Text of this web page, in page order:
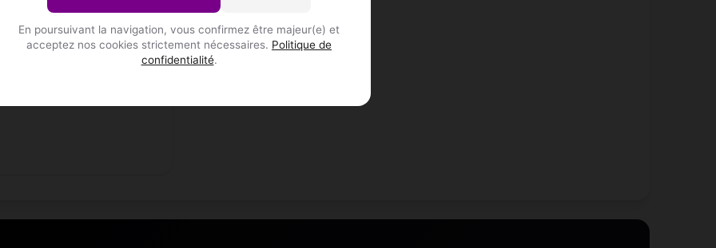
En poursuivant la navigation, vous confirmez être majeur(e) et
acceptez nos cookies strictement nécessaires. Politique de
confidentialité.